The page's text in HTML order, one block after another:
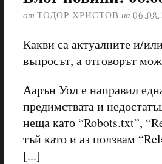
от ТОДОР ХРИСТОВ на
Какви са актуалните и/
въпросът, а отговорът
Аарън Уол е направил
предимствата и
неща като “Robots.txt”,
тъй като и аз ползвам
[...]